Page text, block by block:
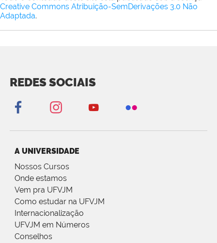
Creative Commons Atribuição-SemDerivações 3.0 Não
Adaptada.
REDES SOCIAIS
A UNIVERSIDADE
Nossos Cursos
Onde estamos
Vem pra UFVJM
Como estudar na UFVJM
Internacionalização
UFVJM em Números
Conselhos